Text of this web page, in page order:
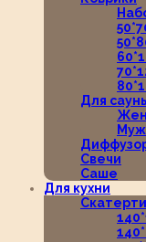
Для
Свечи
Саше
Для кухни